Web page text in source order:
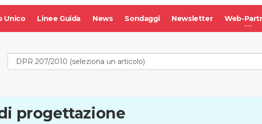
Unico Linee Guida News Sondaggi Newsletter Web-
progettazione